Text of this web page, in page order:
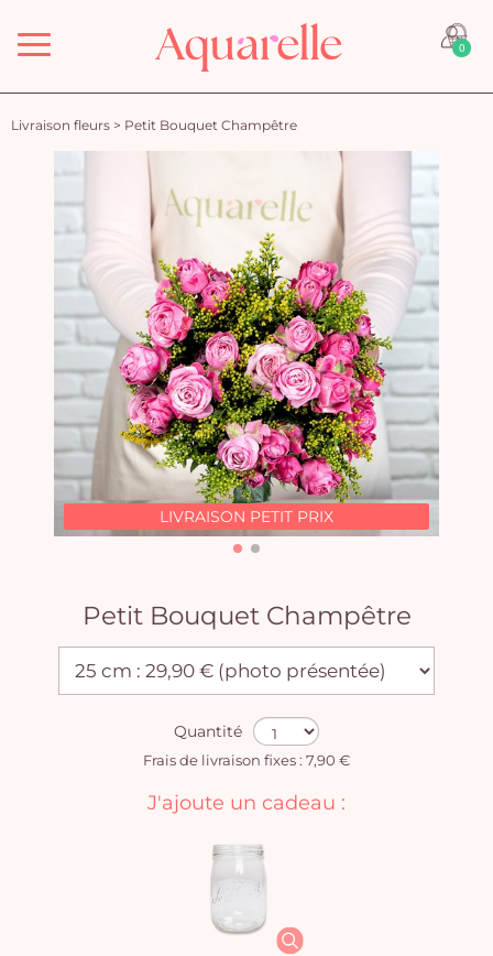
Menu 0
Livraison fleurs > Petit Bouquet Champêtre
LIVRAISON PETIT PRIX
Petit Bouquet Champêtre
Quantité
Frais de livraison fixes : 7,90 €
J'ajoute un cadeau :